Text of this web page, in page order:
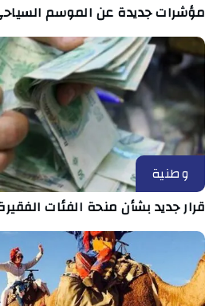
مؤشرات جديدة عن الموسم
وطنية
قرار جديد بشأن منحة الفئات